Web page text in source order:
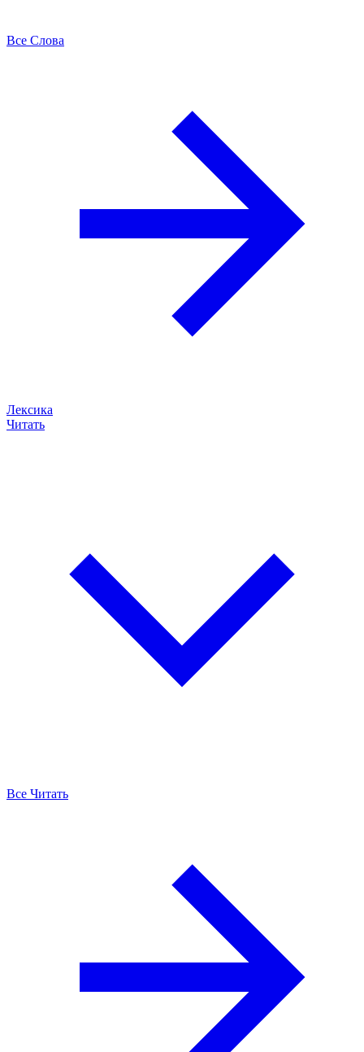
Все Слова
Лексика
Читать
Все Читать